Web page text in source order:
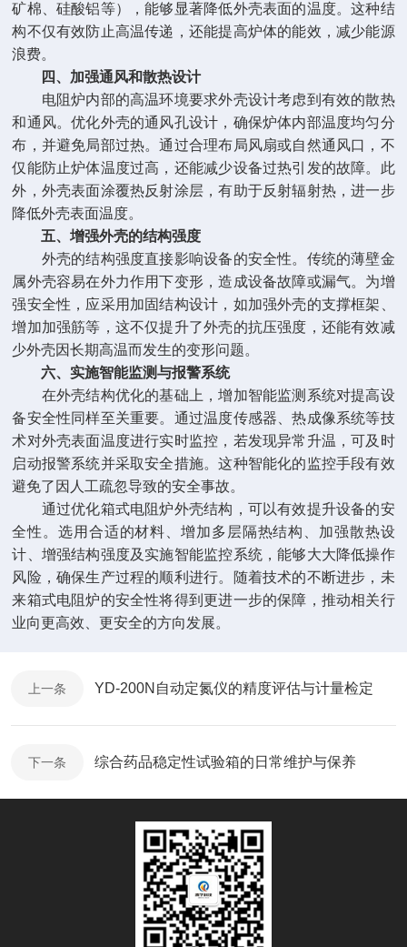
矿棉、硅酸铝等），能够显著降低外壳表面的温度。这种结
构不仅有效防止高温传递，还能提高炉体的能效，减少能源
浪费。
四、加强通风和散热设计
电阻炉内部的高温环境要求外壳设计考虑到有效的散热
和通风。优化外壳的通风孔设计，确保炉体内部温度均匀分
布，并避免局部过热。通过合理布局风扇或自然通风口，不
仅能防止炉体温度过高，还能减少设备过热引发的故障。此
外，外壳表面涂覆热反射涂层，有助于反射辐射热，进一步
降低外壳表面温度。
五、增强外壳的结构强度
外壳的结构强度直接影响设备的安全性。传统的薄壁金
属外壳容易在外力作用下变形，造成设备故障或漏气。为增
强安全性，应采用加固结构设计，如加强外壳的支撑框架、
增加加强筋等，这不仅提升了外壳的抗压强度，还能有效减
少外壳因长期高温而发生的变形问题。
六、实施智能监测与报警系统
在外壳结构优化的基础上，增加智能监测系统对提高设
备安全性同样至关重要。通过温度传感器、热成像系统等技
术对外壳表面温度进行实时监控，若发现异常升温，可及时
启动报警系统并采取安全措施。这种智能化的监控手段有效
避免了因人工疏忽导致的安全事故。
通过优化箱式电阻炉外壳结构，可以有效提升设备的安
全性。选用合适的材料、增加多层隔热结构、加强散热设
计、增强结构强度及实施智能监控系统，能够大大降低操作
风险，确保生产过程的顺利进行。随着技术的不断进步，未
来箱式电阻炉的安全性将得到更进一步的保障，推动相关行
业向更高效、更安全的方向发展。
上一条 YD-200N自动定氮仪的精度评估与计量检定
下一条 综合药品稳定性试验箱的日常维护与保养